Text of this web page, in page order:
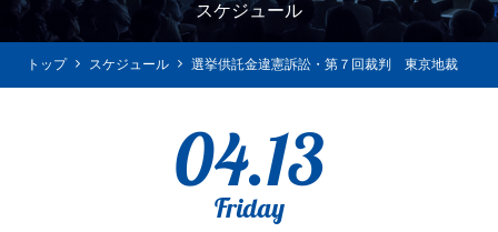
スケジュール
トップ スケジュール 選挙供託金違憲訴訟・第７回裁判 東京地裁
04.13
Friday